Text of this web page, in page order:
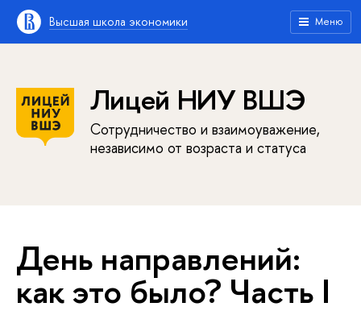
Высшая школа экономики Меню
Лицей НИУ ВШЭ
Сотрудничество и взаимоуважение,
независимо от возраста и статуса
День направлений:
как это было? Часть I